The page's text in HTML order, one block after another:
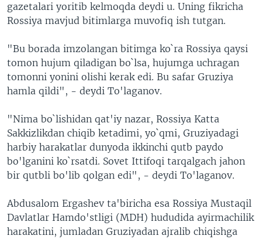
gazetalari yoritib kelmoqda deydi u. Uning fikricha
Rossiya mavjud bitimlarga muvofiq ish tutgan.
"Bu borada imzolangan bitimga ko`ra Rossiya qaysi
tomon hujum qiladigan bo`lsa, hujumga uchragan
tomonni yonini olishi kerak edi. Bu safar Gruziya
hamla qildi", - deydi To'laganov.
"Nima bo`lishidan qat'iy nazar, Rossiya Katta
Sakkizlikdan chiqib ketadimi, yo`qmi, Gruziyadagi
harbiy harakatlar dunyoda ikkinchi qutb paydo
bo'lganini ko`rsatdi. Sovet Ittifoqi tarqalgach jahon
bir qutbli bo'lib qolgan edi", - deydi To'laganov.
Abdusalom Ergashev ta'biricha esa Rossiya Mustaqil
Davlatlar Hamdo'stligi (MDH) hududida ayirmachilik
harakatini, jumladan Gruziyadan ajralib chiqishga